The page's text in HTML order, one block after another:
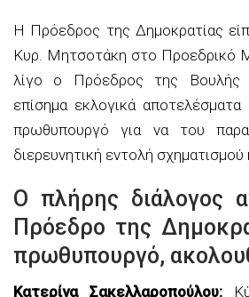
Η Πρόεδρος της Δημοκρατίας
Κυρ. Μητσοτάκη στο Προεδρικό
λίγο ο Πρόεδρος της
επίσημα εκλογικά
πρωθυπουργό για να του
διερευνητική εντολή σχηματισμού
Ο πλήρης διάλογος
Πρόεδρο της
πρωθυπουργό,
Κατερίνα Σακελλαροπούλου: